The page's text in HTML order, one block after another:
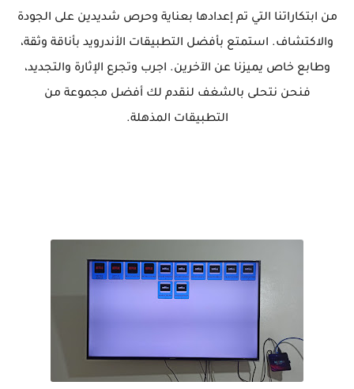
من ابتكاراتنا التي تم إعدادها بعناية وحرص شديدين على الجودة
والاكتشاف. استمتع بأفضل التطبيقات الأندرويد بأناقة وثقة،
وطابع خاص يميزنا عن الآخرين. اجرب وتجرع الإثارة والتجديد،
فنحن نتحلى بالشغف لنقدم لك أفضل مجموعة من
التطبيقات المذهلة.